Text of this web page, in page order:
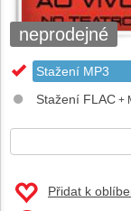
neprodejné
Stažení MP3
Stažení FLAC +
Přidat k